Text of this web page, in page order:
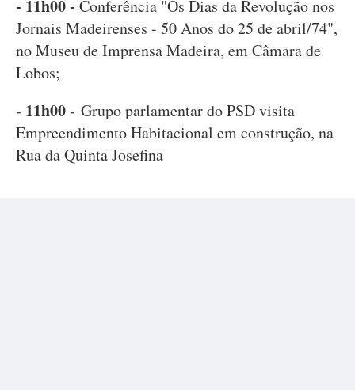
- 11h00 - Conferência "Os Dias da Revolução nos
Jornais Madeirenses - 50 Anos do 25 de abril/74",
no Museu de Imprensa Madeira, em Câmara de
Lobos;
- 11h00 - Grupo parlamentar do PSD visita
Empreendimento Habitacional em construção, na
Rua da Quinta Josefina